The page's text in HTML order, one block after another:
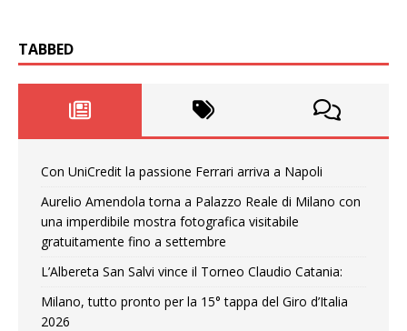
TABBED
Con UniCredit la passione Ferrari arriva a Napoli
Aurelio Amendola torna a Palazzo Reale di Milano con
una imperdibile mostra fotografica visitabile
gratuitamente fino a settembre
L’Albereta San Salvi vince il Torneo Claudio Catania:
Milano, tutto pronto per la 15° tappa del Giro d’Italia
2026